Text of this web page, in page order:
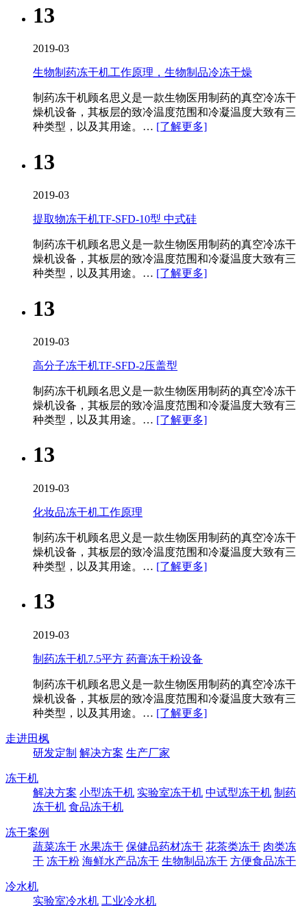
13
2019-03
生物制药冻干机工作原理，生物制品冷冻干燥
制药冻干机​顾名思义是一款生物医用制药的真空冷冻干
燥机设备，其板层的致冷温度范围和冷凝温度大致有三
种类型，以及其用途。… [了解更多]
13
2019-03
提取物冻干机TF-SFD-10型 中式硅
制药冻干机​顾名思义是一款生物医用制药的真空冷冻干
燥机设备，其板层的致冷温度范围和冷凝温度大致有三
种类型，以及其用途。… [了解更多]
13
2019-03
高分子冻干机TF-SFD-2压盖型
制药冻干机​顾名思义是一款生物医用制药的真空冷冻干
燥机设备，其板层的致冷温度范围和冷凝温度大致有三
种类型，以及其用途。… [了解更多]
13
2019-03
化妆品冻干机工作原理
制药冻干机​顾名思义是一款生物医用制药的真空冷冻干
燥机设备，其板层的致冷温度范围和冷凝温度大致有三
种类型，以及其用途。… [了解更多]
13
2019-03
制药冻干机7.5平方 药膏冻干粉设备
制药冻干机​顾名思义是一款生物医用制药的真空冷冻干
燥机设备，其板层的致冷温度范围和冷凝温度大致有三
种类型，以及其用途。… [了解更多]
走进田枫
研发定制 解决方案 生产厂家
冻干机
解决方案 小型冻干机 实验室冻干机 中试型冻干机 制药
冻干机 食品冻干机
冻干案例
蔬菜冻干 水果冻干 保健品药材冻干 花茶类冻干 肉类冻
干 冻干粉 海鲜水产品冻干 生物制品冻干 方便食品冻干
冷水机
实验室冷水机 工业冷水机